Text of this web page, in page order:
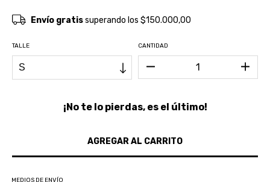
Envío gratissuperando los$150.000,00
TALLE CANTIDAD
¡No te lo pierdas, es el último!
MEDIOS DE ENVÍO